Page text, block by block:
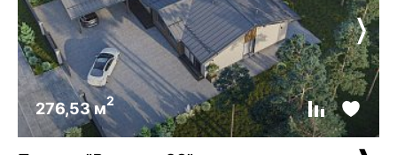
276,53 м2